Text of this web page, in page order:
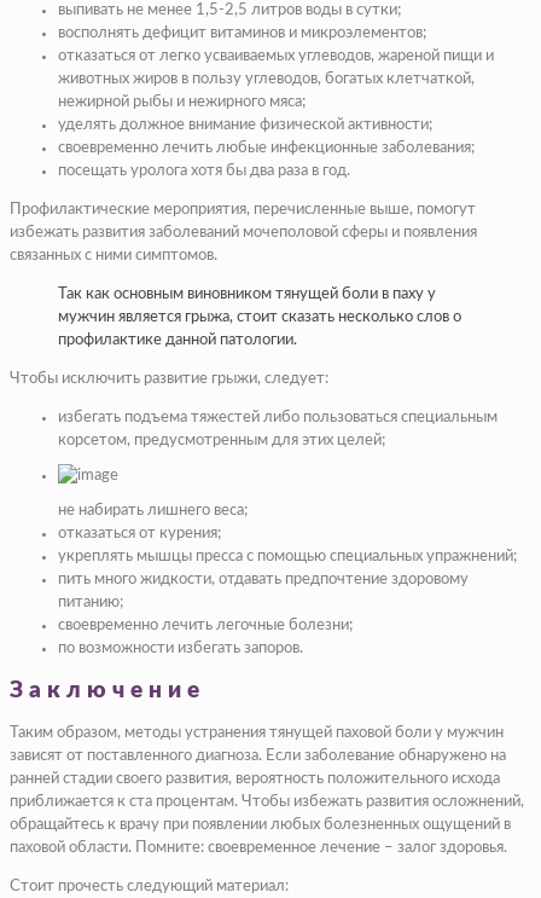
выпивать не менее 1,5-2,5 литров воды в сутки;
восполнять дефицит витаминов и микроэлементов;
отказаться от легко усваиваемых углеводов, жареной пищи и
животных жиров в пользу углеводов, богатых клетчаткой,
нежирной рыбы и нежирного мяса;
уделять должное внимание физической активности;
своевременно лечить любые инфекционные заболевания;
посещать уролога хотя бы два раза в год.
Профилактические мероприятия, перечисленные выше, помогут
избежать развития заболеваний мочеполовой сферы и появления
связанных с ними симптомов.
Так как основным виновником тянущей боли в паху у
мужчин является грыжа, стоит сказать несколько слов о
профилактике данной патологии.
Чтобы исключить развитие грыжи, следует:
избегать подъема тяжестей либо пользоваться специальным
корсетом, предусмотренным для этих целей;
не набирать лишнего веса;
отказаться от курения;
укреплять мышцы пресса с помощью специальных упражнений;
пить много жидкости, отдавать предпочтение здоровому
питанию;
своевременно лечить легочные болезни;
по возможности избегать запоров.
Заключение
Таким образом, методы устранения тянущей паховой боли у мужчин
зависят от поставленного диагноза. Если заболевание обнаружено на
ранней стадии своего развития, вероятность положительного исхода
приближается к ста процентам. Чтобы избежать развития осложнений,
обращайтесь к врачу при появлении любых болезненных ощущений в
паховой области. Помните: своевременное лечение – залог здоровья.
Стоит прочесть следующий материал: